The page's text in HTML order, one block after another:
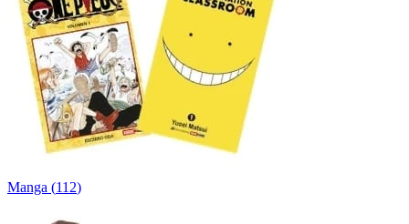
Manga (112)